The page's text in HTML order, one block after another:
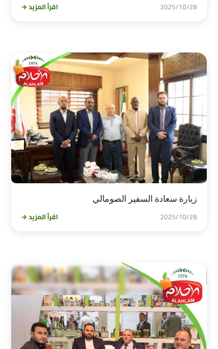
2025/10/28 اقرأ المزيد →
زيارة سعادة السفير الصومالي
2025/10/28 اقرأ المزيد →